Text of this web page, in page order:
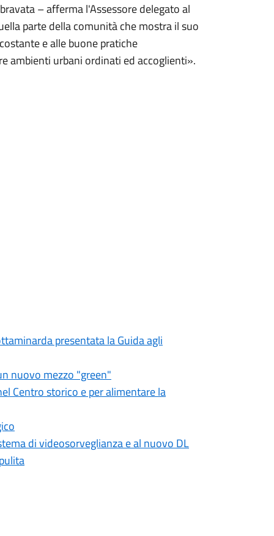
– afferma l'Assessore delegato al
parte della comunità che mostra il suo
e alle buone pratiche
ambienti urbani ordinati ed accoglienti».
presentata la Guida agli
nuovo mezzo "green"
Centro storico e per alimentare la
di videosorveglianza e al nuovo DL